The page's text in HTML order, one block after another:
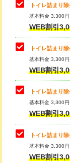
トイレ詰まり
基本料金 3,300
WEB割引
トイレ詰まり
基本料金 3,300
WEB割引
トイレ詰まり
基本料金 3,300
WEB割引
トイレ詰まり
基本料金 3,300
WEB割引